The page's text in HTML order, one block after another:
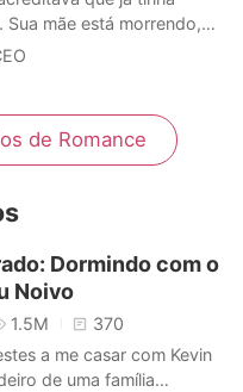
aumentam a cada dia
bilionário Adrián
Claudia. O que
Bebê
Fuga com o bebê
oculta
Dramático
de Romance
Dormindo com o
Noivo
1.5M
370
a me casar com Kevin
de uma família